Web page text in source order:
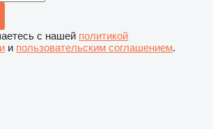
с нашей политикой
и пользовательским соглашением.